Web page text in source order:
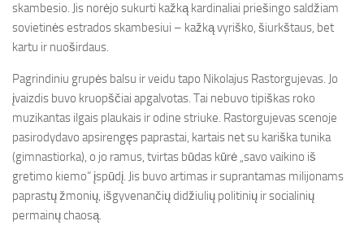
skambesio. Jis norėjo sukurti kažką kardinaliai priešingo saldžiam
sovietinės estrados skambesiui – kažką vyriško, šiurkštaus, bet
kartu ir nuoširdaus.
Pagrindiniu grupės balsu ir veidu tapo Nikolajus Rastorgujevas. Jo
įvaizdis buvo kruopščiai apgalvotas. Tai nebuvo tipiškas roko
muzikantas ilgais plaukais ir odine striuke. Rastorgujevas scenoje
pasirodydavo apsirengęs paprastai, kartais net su kariška tunika
(gimnastiorka), o jo ramus, tvirtas būdas kūrė „savo vaikino iš
gretimo kiemo“ įspūdį. Jis buvo artimas ir suprantamas milijonams
paprastų žmonių, išgyvenančių didžiulių politinių ir socialinių
permainų chaosą.